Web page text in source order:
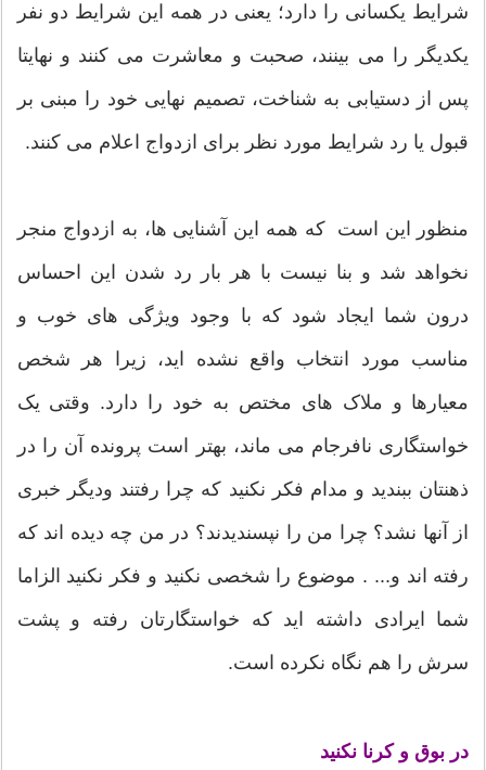
شرایط یکسانی را دارد؛ یعنی در همه این شرایط دو نفر
یکدیگر را می بینند، صحبت و معاشرت می کنند و نهایتا
پس از دستیابی به شناخت، تصمیم نهایی خود را مبنی بر
قبول یا رد شرایط مورد نظر برای ازدواج اعلام می کنند.
منظور این است که همه این آشنایی ها، به ازدواج منجر
نخواهد شد و بنا نیست با هر بار رد شدن این احساس
درون شما ایجاد شود که با وجود ویژگی های خوب و
مناسب مورد انتخاب واقع نشده اید، زیرا هر شخص
معیارها و ملاک های مختص به خود را دارد. وقتی یک
خواستگاری نافرجام می ماند، بهتر است پرونده آن را در
ذهنتان ببندید و مدام فکر نکنید که چرا رفتند ودیگر خبری
از آنها نشد؟ چرا من را نپسندیدند؟ در من چه دیده اند که
رفته اند و... . موضوع را شخصی نکنید و فکر نکنید الزاما
شما ایرادی داشته اید که خواستگارتان رفته و پشت
سرش را هم نگاه نکرده است.
در بوق و کرنا نکنید